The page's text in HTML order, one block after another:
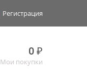
Регистрация
0 ₽
Мои покупки